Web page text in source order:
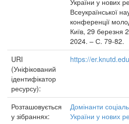
України у нових
Всеукраїнської
конференції
Київ, 29 березня
2024. – С. 79-82.
URI
(Уніфікований
ідентифікатор
ресурсу):
https://
Розташовується
у зібраннях:
Домінанти
України у нових